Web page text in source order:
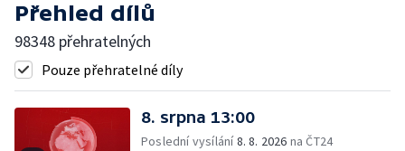
Přehled dílů
98348 přehratelných
Pouze přehratelné díly
8. srpna 13:00
Poslední vysílání8. 8. 2026 na ČT24